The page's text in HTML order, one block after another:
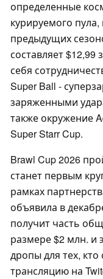
определенные
курируемого
предыдущих
составляет $12,99
себя
Super Ball -
заряженными
также окружение
Super Starr Cup.
Brawl Cup 2026
станет первым
рамках
объявила в
получит часть
размере $2 млн. и
дропы для тех,
трансляцию на